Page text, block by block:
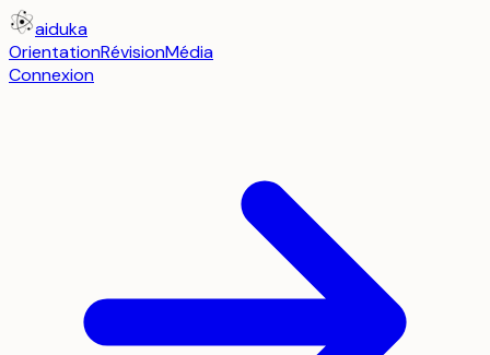
aiduka
OrientationRévisionMédia
Connexion